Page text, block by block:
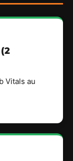
Vitals au